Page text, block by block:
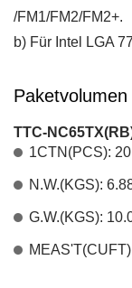
/FM1/FM2/FM2+.
b) Für Intel LGA
Paketvolumen
TTC-
1CTN(PCS): 20
N.W.(KGS):
G.W.(KGS):